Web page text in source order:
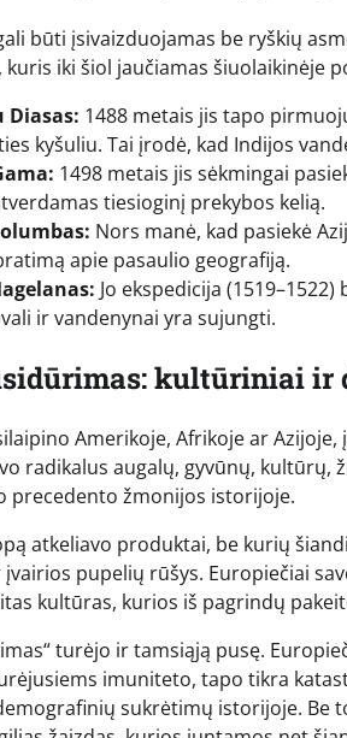
būti įsivaizduojamas be ryškių
kuris iki šiol jaučiamas šiuolaikinėje
Diasas: 1488 metais jis tapo
kyšuliu. Tai įrodė, kad Indijos
1498 metais jis sėkmingai
tiesioginį prekybos kelią.
Nors manė, kad pasiekė
apie pasaulio geografiją.
Jo ekspedicija
ir vandenynai yra sujungti.
kultūriniai
Amerikoje, Afrikoje ar
radikalus augalų, gyvūnų,
precedento žmonijos istorijoje.
atkeliavo produktai, be kurių
įvairios pupelių rūšys. Europiečiai
kultūras, kurios iš pagrindų
turėjo ir tamsiąją pusę.
imuniteto, tapo tikra
sukrėtimų istorijoje. Be